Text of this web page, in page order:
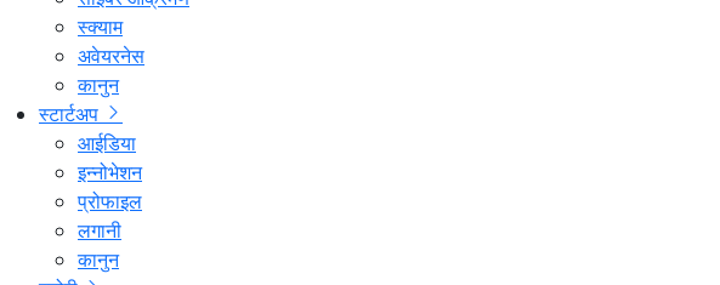
स्क्याम
अवेयरनेस
कानुन
स्टार्टअप
आईडिया
इन्नोभेशन
प्रोफाइल
लगानी
कानुन